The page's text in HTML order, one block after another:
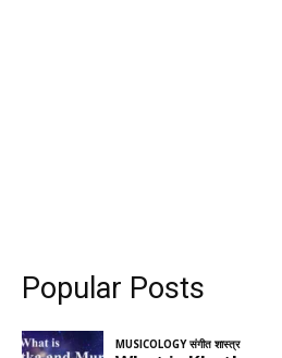
Popular Posts